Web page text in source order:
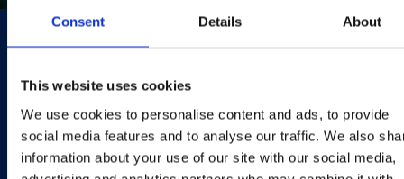
Consent Details About
This website uses cookies
We use cookies to personalise content and ads, to provide
social media features and to analyse our traffic. We also
information about your use of our site with our social media,
Budujeme segment
prémiových zmrzlin a
dbáme na ekologickou a